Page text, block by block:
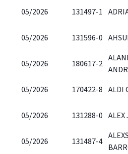
05/2026 131497-1
05/2026 131596-0
05/2026 180617-2
05/2026 170422-8 ALDI
05/2026 131288-0 ALEX
05/2026 131487-4